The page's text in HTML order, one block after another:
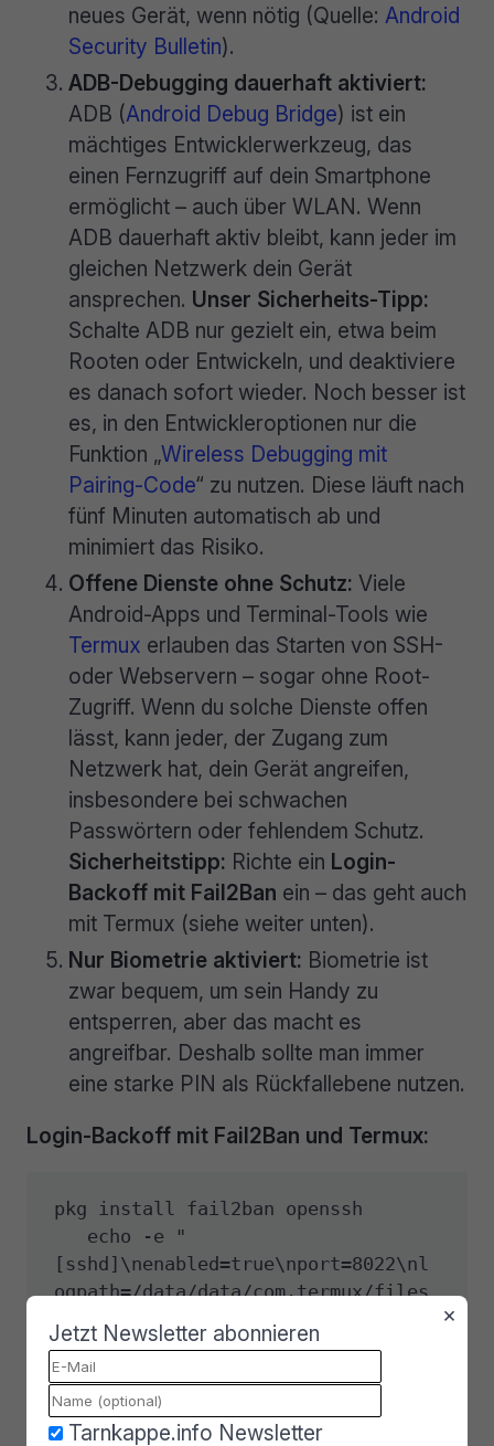
neues Gerät, wenn nötig (Quelle:Android
Security Bulletin).
ADB-Debugging dauerhaft aktiviert:
ADB (Android Debug Bridge) ist ein
mächtiges Entwicklerwerkzeug, das
einen Fernzugriff auf dein Smartphone
ermöglicht – auch über WLAN. Wenn
ADB dauerhaft aktiv bleibt, kann jeder im
gleichen Netzwerk dein Gerät
ansprechen. Unser Sicherheits-Tipp:
Schalte ADB nur gezielt ein, etwa beim
Rooten oder Entwickeln, und deaktiviere
es danach sofort wieder. Noch besser ist
es, in den Entwickleroptionen nur die
Funktion „Wireless Debugging mit
Pairing-Code“ zu nutzen. Diese läuft nach
fünf Minuten automatisch ab und
minimiert das Risiko.
Offene Dienste ohne Schutz: Viele
Android-Apps und Terminal-Tools wie
Termux erlauben das Starten von SSH-
oder Webservern – sogar ohne Root-
Zugriff. Wenn du solche Dienste offen
lässt, kann jeder, der Zugang zum
Netzwerk hat, dein Gerät angreifen,
insbesondere bei schwachen
Passwörtern oder fehlendem Schutz.
Sicherheitstipp: Richte ein Login-
Backoff mit Fail2Ban ein – das geht auch
mit Termux (siehe weiter unten).
Nur Biometrie aktiviert: Biometrie ist
zwar bequem, um sein Handy zu
entsperren, aber das macht es
angreifbar. Deshalb sollte man immer
eine starke PIN als Rückfallebene nutzen.
Login-Backoff mit Fail2Ban und Termux:
pkg install fail2ban openssh
[sshd]\nenabled=true\nport=8022\nl
ogpath=/data/data/com.termux/files
/usr/var/log/sshd.log\nfindtime=60
0\nmaxretry=4\nbantime=28800" >
$PREFIX/etc/fail2ban/jail.local
   sv-enable fail2ban
×
Jetzt Newsletter abonnieren
Tarnkappe.info Newsletter